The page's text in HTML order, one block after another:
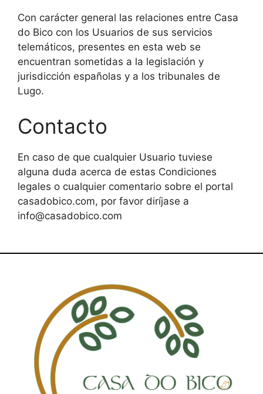
Con carácter general las relaciones entre Casa
do Bico con los Usuarios de sus servicios
telemáticos, presentes en esta web se
encuentran sometidas a la legislación y
jurisdicción españolas y a los tribunales de
Lugo.
Contacto
En caso de que cualquier Usuario tuviese
alguna duda acerca de estas Condiciones
legales o cualquier comentario sobre el portal
casadobico.com, por favor diríjase a
info@casadobico.com